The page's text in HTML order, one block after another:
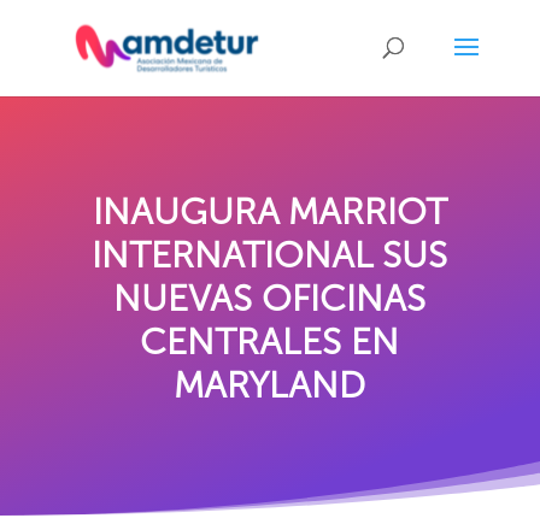
INAUGURA MARRIOT
INTERNATIONAL SUS
NUEVAS OFICINAS
CENTRALES EN
MARYLAND